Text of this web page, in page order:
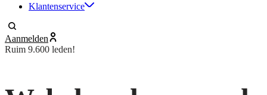
Klantenservice
Aanmelden
Ruim 9.600 leden!